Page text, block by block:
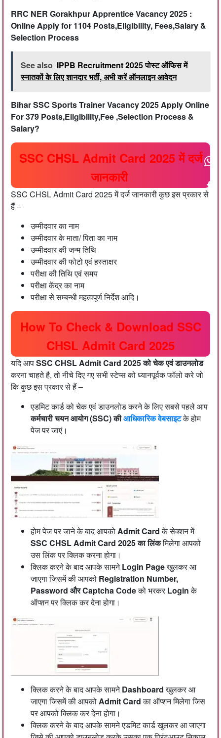
RRC NER Gorakhpur Apprentice Vacancy 2025 :
Online Apply for 1104 Posts,Eligibility, Fees,Salary &
Selection Process
See also IPPB Recruitment 2025 पोस्ट ऑफिस में
स्नातकों के लिए शानदार भर्ती, अभी करें ऑनलाइन आवेदन
Bihar SSC Sports Trainer Vacancy 2025 Apply Online
For 379 Posts,Eligibility,Fee ,Selection Process &
Salary?
SSC CHSL Admit Card 2025 में दर्ज
जानकारी
SSC CHSL Admit Card 2025 में दर्ज जानकारी कुछ इस प्रकार से
हैं –
उम्मीदवार का नाम
उम्मीदवार के माता/ पिता का नाम
उम्मीदवार की जन्म तिथि
उम्मीदवार की फोटो एवं हस्ताक्षर
परीक्षा की तिथि एवं समय
परीक्षा केंद्र का नाम
परीक्षा से सम्बन्धी महत्वपूर्ण निर्देश आदि।
How To Check & Download SSC
CHSL Admit Card 2025
यदि आपSSC CHSL Admit Card 2025 को चेक एवं डाउनलोड
करना चाहते है, तो नीचे दिए गए सभी स्टेप्स को ध्यानपूर्वक फॉलो करे जो
कि कुछ इस प्रकार से हैं –
एडमिट कार्ड को चेक एवं डाउनलोड करने के लिए सबसे पहले आप
कर्मचारी चयन आयोग (SSC) कीआधिकारिक वेबसाइटके होम
पेज पर जाएं।
होम पेज पर जाने के बाद आपकोAdmit Cardके सेक्शन में
SSC CHSL Admit Card 2025 का लिंकमिलेगा आपको
उस लिंक पर क्लिक करना होगा।
क्लिक करने के बाद आपके सामनेLogin Pageखुलकर आ
जाएगा जिसमें की आपको Registration Number,
Password और Captcha Codeको भरकर Loginके
ऑप्शन पर क्लिक कर देना होगा।
क्लिक करने के बाद आपके सामनेDashboardखुलकर आ
जाएगा जिसमें की आपकोAdmit Cardका ऑप्शन मिलेगा जिस
पर आपको क्लिक कर देना होगा।
क्लिक करने के बाद आपके सामने एडमिट कार्ड खुलकर आ जाएगा